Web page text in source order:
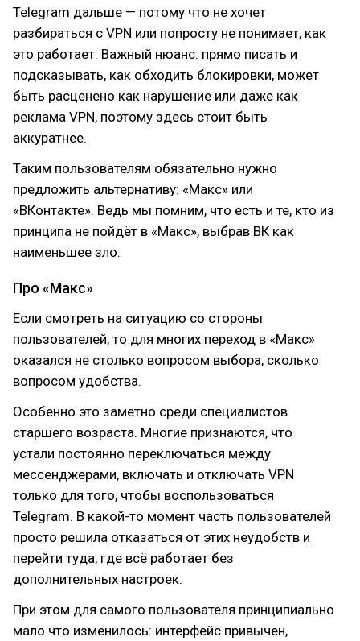
Telegram дальше — потому что не хочет
разбираться с VPN или попросту не понимает, как
это работает. Важный нюанс: прямо писать и
подсказывать, как обходить блокировки, может
быть расценено как нарушение или даже как
реклама VPN, поэтому здесь стоит быть
аккуратнее.
Таким пользователям обязательно нужно
предложить альтернативу: «Макс» или
«ВКонтакте». Ведь мы помним, что есть и те, кто из
принципа не пойдёт в «Макс», выбрав ВК как
наименьшее зло.
Про «Макс»
Если смотреть на ситуацию со стороны
пользователей, то для многих переход в «Макс»
оказался не столько вопросом выбора, сколько
вопросом удобства.
Особенно это заметно среди специалистов
старшего возраста. Многие признаются, что
устали постоянно переключаться между
мессенджерами, включать и отключать VPN
только для того, чтобы воспользоваться
Telegram. В какой-то момент часть пользователей
просто решила отказаться от этих неудобств и
перейти туда, где всё работает без
дополнительных настроек.
При этом для самого пользователя принципиально
мало что изменилось: интерфейс привычен,